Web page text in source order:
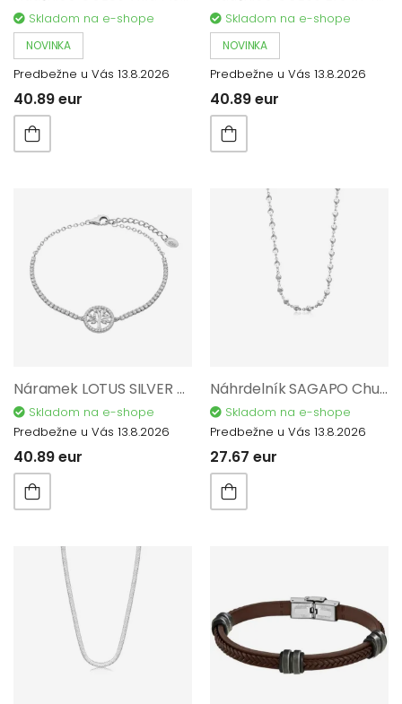
Skladom na e-shope
NOVINKA
Predbežne u Vás 13.8.2026
40.89 eur
Skladom na e-shope
NOVINKA
Predbežne u Vás 13.8.2026
40.89 eur
Náramek LOTUS SILVER Tree Of Life AG 925/1000 LP3679-2/1
Skladom na e-shope
Predbežne u Vás 13.8.2026
40.89 eur
Náhrdelník SAGAPO Chunky SHK78
Skladom na e-shope
Predbežne u Vás 13.8.2026
27.67 eur